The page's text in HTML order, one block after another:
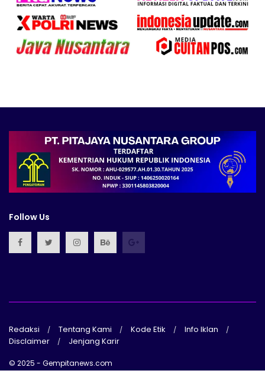
Follow Us
Redaksi Tentang Kami Kode Etik
Info Iklan
Disclaimer
Jenjang Karir
© 2025 - Gempitanews.com